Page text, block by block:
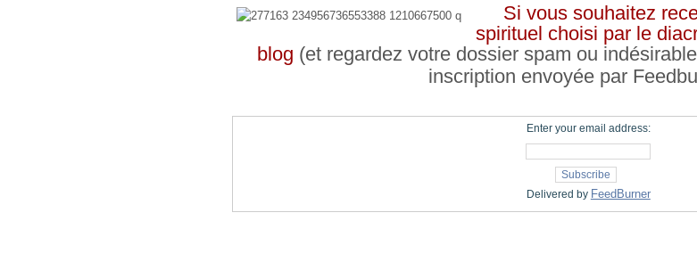
Si vous souhaitez
spirituel choisi par le
blog (et regardez votre dossier spam ou
inscription envoyée par
Enter your email address:
Delivered by FeedBurner